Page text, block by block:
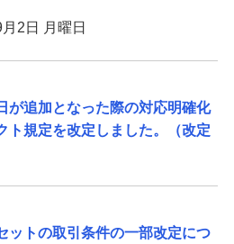
2日 月曜日
が追加となった際の対応明確化
ト規定を改定しました。（改定
ットの取引条件の一部改定につ